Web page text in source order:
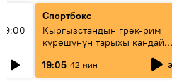
Спортбокс
Кыргызстандын грек-рим
күрөшүнүн тарыхы кандай
19:05 42 мин